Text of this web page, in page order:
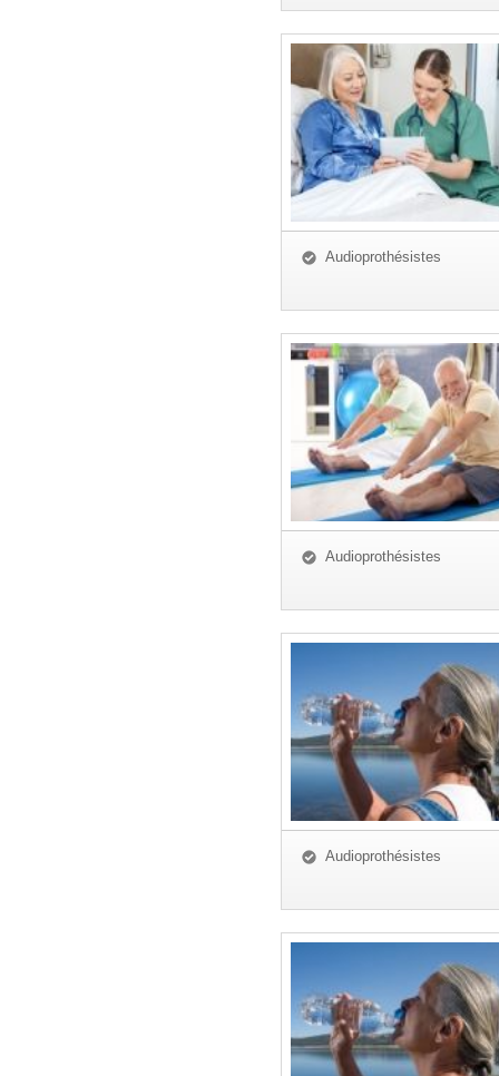
Audioprothésistes
Audioprothésistes
Audioprothésistes